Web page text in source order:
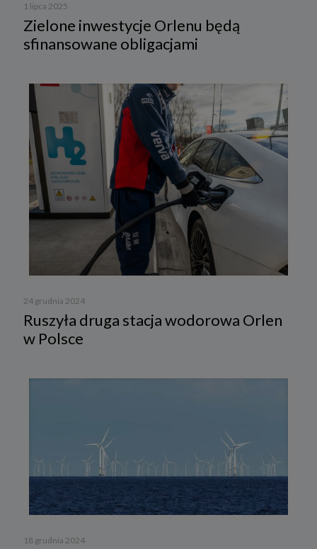
1 lipca 2025
Zielone inwestycje Orlenu będą
sfinansowane obligacjami
24 grudnia 2024
Ruszyła druga stacja wodorowa Orlen
w Polsce
18 grudnia 2024